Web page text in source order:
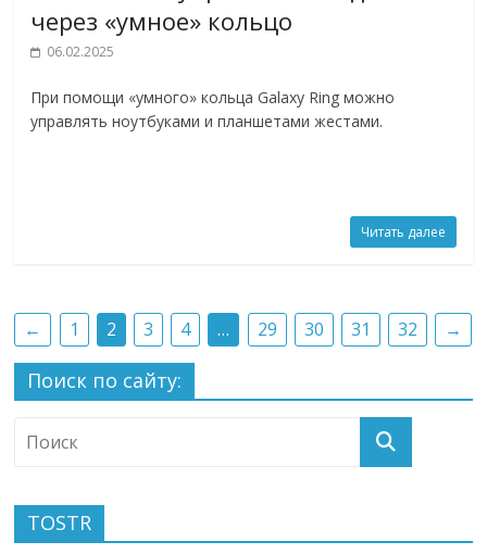
через «умное» кольцо
06.02.2025
При помощи «умного» кольца Galaxy Ring можно
управлять ноутбуками и планшетами жестами.
Читать далее
← 1 2 3 4 … 29 30 31 32 →
Поиск по сайту:
TOSTR